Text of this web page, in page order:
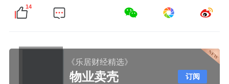
14
《乐居财经精选》
物业卖壳 订阅